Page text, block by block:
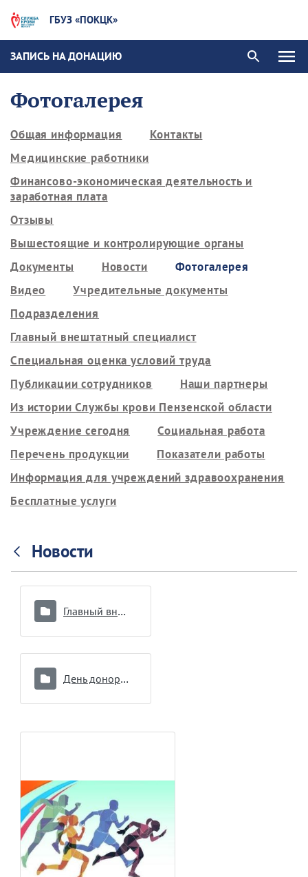
ГБУЗ «ПОКЦК»
ЗАПИСЬ НА ДОНАЦИЮ
Фотогалерея
Общая информация
Контакты
Медицинские работники
Финансово-экономическая деятельность и
заработная плата
Отзывы
Вышестоящие и контролирующие органы
Документы
Новости
Фотогалерея
Видео
Учредительные документы
Подразделения
Главный внештатный специалист
Специальная оценка условий труда
Публикации сотрудников
Наши партнеры
Из истории Службы крови Пензенской области
Учреждение сегодня
Социальная работа
Перечень продукции
Показатели работы
Информация для учреждений здравоохранения
Бесплатные услуги
Новости
Главный внештатный специалист
День донора 16.09.2024